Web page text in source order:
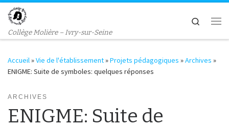
Passer au contenu
Collège Molière – Ivry-sur-Seine
Search
Accueil »Vie de l'établissement»Projets pédagogiques »Archives »
ENIGME: Suite de symboles: quelques réponses
ARCHIVES
ENIGME: Suite de